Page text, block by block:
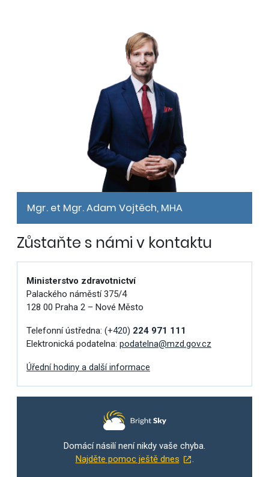
Mgr. et Mgr. Adam Vojtěch, MHA
Zůstaňte s námi v kontaktu
Ministerstvo zdravotnictví
Palackého náměstí 375/4
128 00 Praha 2 – Nové Město
Telefonní ústředna: (+420) 224 971 111
Elektronická podatelna: podatelna@mzd.gov.cz
Úřední hodiny a další informace
Domácí násilí není nikdy vaše chyba.
Najděte pomoc ještě dnes
.